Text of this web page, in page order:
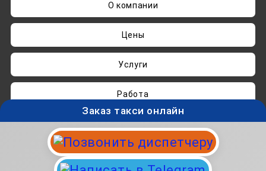
О компании
Цены
Услуги
Работа
Нашли ошибку? Пишите наadmin@taksisvo.ru
Такси для СВОих - taksisvo.ru © 05.2025-2026.
Вся информация на данном сайте носит
Заказ такси онлайн